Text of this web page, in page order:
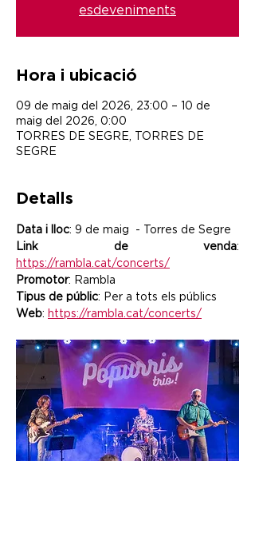
esdeveniments
Hora i ubicació
09 de maig del 2026, 23:00 – 10 de
maig del 2026, 0:00
TORRES DE SEGRE, TORRES DE
SEGRE
Detalls
Data i lloc: 9 de maig  - Torres de Segre
Link de venda
https://rambla.cat/concerts/
Promotor: Rambla
Tipus de públic: Per a tots els públics
Web: https://rambla.cat/concerts/